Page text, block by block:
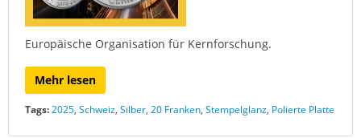
Europäische Organisation für Kernforschung.
Mehr lesen
Tags:2025, Schweiz, Silber, 20 Franken, Stempelglanz, Polierte Platte